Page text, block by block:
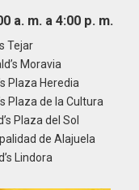
a. m. a 4:00 p. m.
Tejar
Moravia
Plaza Heredia
Plaza de la Cultura
Plaza del Sol
de Alajuela
Lindora